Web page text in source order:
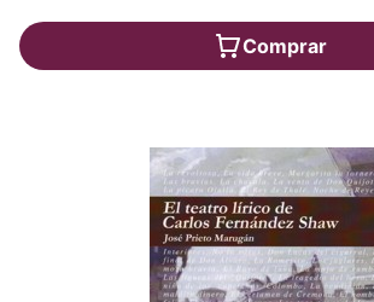
Comprar